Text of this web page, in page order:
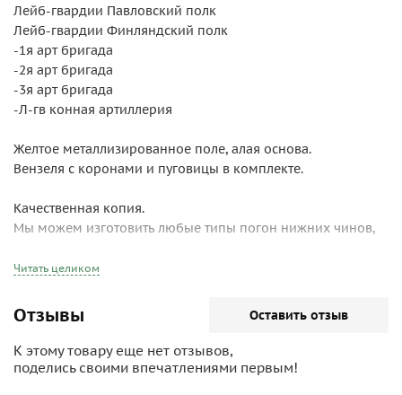
Лейб-гвардии Павловский полк
Лейб-гвардии Финляндский полк
-1я арт бригада
-2я арт бригада
-3я арт бригада
-Л-гв конная артиллерия
Желтое металлизированное поле, алая основа.
Вензеля с коронами и пуговицы в комплекте.
Качественная копия.
Мы можем изготовить любые типы погон нижних чинов,
Русской Императорской армии, Русского Императорского
Читать целиком
Отзывы Оставить отзыв
К этому товару еще нет отзывов,
поделись своими впечатлениями первым!